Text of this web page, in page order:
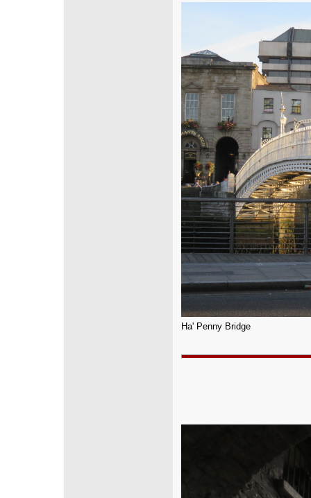
Ha' Penny Bridge